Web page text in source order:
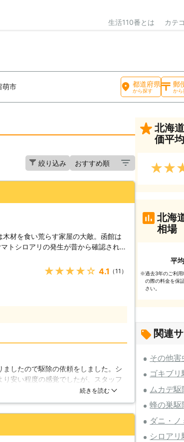
生活110番とは カテ
萌市 都道府県
から探す
郵
から
絞り込み
木材を食い荒らす家屋の大敵。函館は
トシロアリの発生が昔から確認されて
リにとって、函館の冷涼な夏場は、最
が保たれる格好のエリアとも言えま
北海道各地で被害を出しているシロア
することが可能です。 【各種駆
に準備が整っています。特に近年施工
ムは、薬液の散布なしにシロアリの駆
をこなして来たことに寄る自信があり
中にトンネルを作りつつ被害範囲を広
シロアリの知識がある業者による調査
はりシロアリ駆除に関する調査も、専
ぞお気軽にご相談下さい。
★★★★★ 4.1 （11）
したので駆除の依頼をしました。シ
安い程度の感覚でしたが、スタッフ
。シロアリも無事に駆除できました
続きを読む
北海
価平均
北海
相場
平
※過去3年のご利
の際の料⾦を保
さい。
関連
その他害
ゴキブリ
ムカデ駆
蜂の巣駆
ダニ・
シロアリ